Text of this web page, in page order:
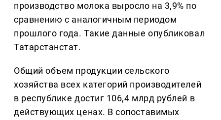
производство молока выросло на 3,9% по
сравнению с аналогичным периодом
прошлого года. Такие данные опубликовал
Татарстанстат.
Общий объем продукции сельского
хозяйства всех категорий производителей
в республике достиг 106,4 млрд рублей в
действующих ценах. В сопоставимых